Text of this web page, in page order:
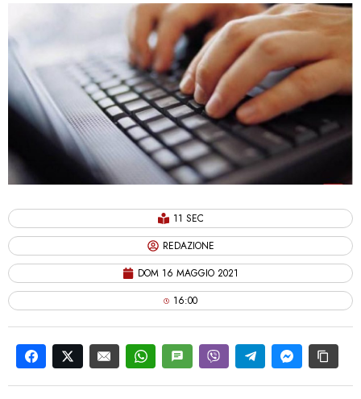
11 SEC
REDAZIONE
DOM 16 MAGGIO 2021
16:00